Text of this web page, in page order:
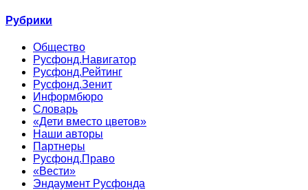
Рубрики
Общество
Русфонд.Навигатор
Русфонд.Рейтинг
Русфонд.Зенит
Информбюро
Словарь
«Дети вместо цветов»
Наши авторы
Партнеры
Русфонд.Право
«Вести»
Эндаумент Русфонда